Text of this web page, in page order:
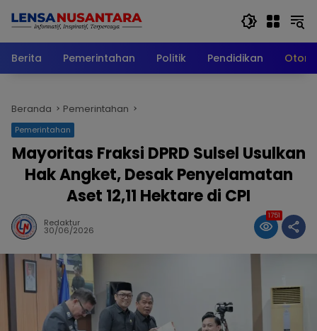
Berita
Pemerintahan Politik Pendidikan
Beranda Pemerintahan
Pemerintahan
Mayoritas Fraksi DPRD Sulsel Usulkan
Hak Angket, Desak Penyelamatan
Aset 12,11 Hektare di CPI
Redaktur
30/06/2026
1751